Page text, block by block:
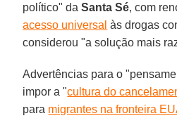
político" daSanta Sé, com
acesso universal às drogas
considerou "a solução mais
Advertências para o
impor a "cultura do
para migrantes na fronteira